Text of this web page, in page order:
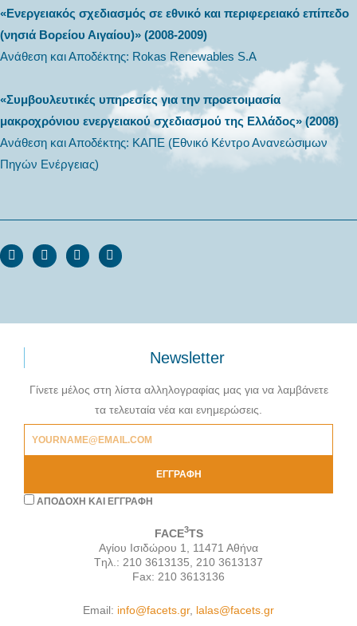
«Ενεργειακός σχεδιασμός σε εθνικό και περιφερειακό επίπεδο
(νησιά Βορείου Αιγαίου)» (2008-2009)
Ανάθεση και Αποδέκτης: Rokas Renewables S.A
«Συμβουλευτικές υπηρεσίες για την προετοιμασία
μακροχρόνιου ενεργειακού σχεδιασμού της Ελλάδος» (2008)
Ανάθεση και Αποδέκτης: ΚΑΠΕ (Εθνικό Κέντρο Ανανεώσιμων
Πηγών Ενέργειας)
FACE3TS
Αγίου Ισιδώρου 1, 11471 Αθήνα
Tηλ.: 210 3613135, 210 3613137
Fax: 210 3613136
Email: info@facets.gr, lalas@facets.gr
Newsletter
Γίνετε μέλος στη λίστα αλληλογραφίας μας για να λαμβάνετε
τα τελευταία νέα και ενημερώσεις.
AΠΟΔΟΧΗ ΚΑΙ ΕΓΓΡΑΦΗ
ΕΓΓΡΑΦΉ